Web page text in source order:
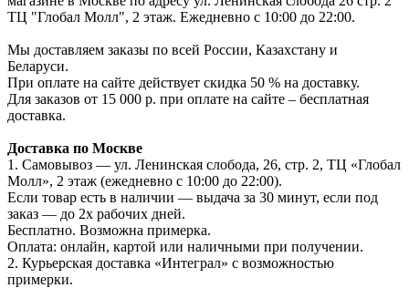
ТЦ "Глобал Молл", 2 этаж. Ежедневно с 10:00 до 22:00.
Мы доставляем заказы по всей России, Казахстану и
Беларуси.
При оплате на сайте действует скидка 50 % на доставку.
Для заказов от 15 000 р. при оплате на сайте – бесплатная
доставка.
Доставка по Москве
1. Самовывоз — ул. Ленинская слобода, 26, стр. 2, ТЦ «Глобал
Молл», 2 этаж (ежедневно с 10:00 до 22:00).
Если товар есть в наличии — выдача за 30 минут, если под
заказ — до 2х рабочих дней.
Бесплатно. Возможна примерка.
Оплата: онлайн, картой или наличными при получении.
2. Курьерская доставка «Интеграл» с возможностью
примерки.